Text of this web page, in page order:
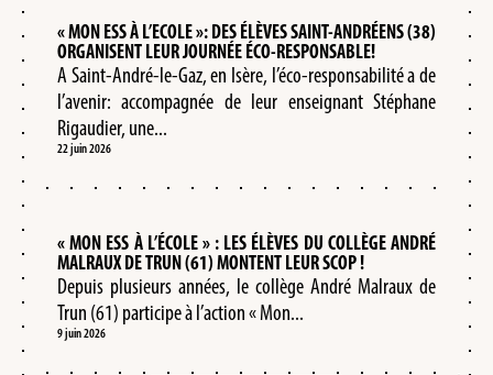
« MON ESS À L’ECOLE »: DES ÉLÈVES SAINT-ANDRÉENS (38)
ORGANISENT LEUR JOURNÉE ÉCO-RESPONSABLE!
A Saint-André-le-Gaz, en Isère, l’éco-responsabilité a de
l’avenir: accompagnée de leur enseignant Stéphane
Rigaudier, une...
22 juin 2026
« MON ESS À L’ÉCOLE » : LES ÉLÈVES DU COLLÈGE ANDRÉ
MALRAUX DE TRUN (61) MONTENT LEUR SCOP !
Depuis plusieurs années, le collège André Malraux de
Trun (61) participe à l’action « Mon...
9 juin 2026